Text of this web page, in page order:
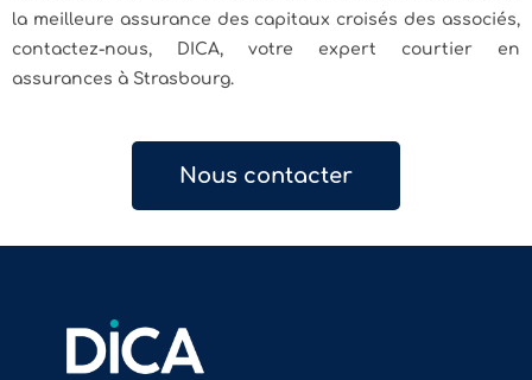
la meilleure assurance des capitaux croisés des associés,
contactez-nous, DICA, votre expert courtier en
assurances à Strasbourg.
Nous contacter